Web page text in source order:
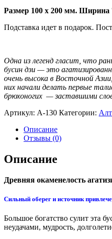
Размер 100 x 200 мм. Ширина
Подставка идет в подарок.
Одна из легенд гласит, что
бусин дзи — это
очень высока в Восточной
них начали делать первые
брюхоногих — заставшими
Артикул: А-130 Категории:
Описание
Отзывы (0)
Описание
Древняя окаменелость
Сильный оберег и источник
Большое богатство сулит эта
неудачами, мудрость,